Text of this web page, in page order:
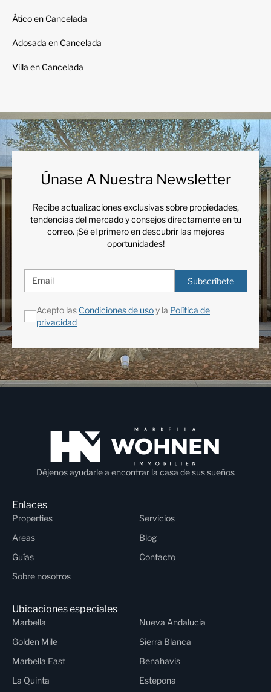
Ático en Cancelada
Adosada en Cancelada
Villa en Cancelada
Únase A Nuestra Newsletter
Recibe actualizaciones exclusivas sobre propiedades,
tendencias del mercado y consejos directamente en tu
correo. ¡Sé el primero en descubrir las mejores
oportunidades!
Subscríbete
Acepto las Condiciones de usoy la Política de
privacidad
Déjenos ayudarle a encontrar la casa de sus sueños
Enlaces
Properties
Servicios
Areas
Blog
Guías
Contacto
Sobre nosotros
Ubicaciones especiales
Marbella
Nueva Andalucia
Golden Mile
Sierra Blanca
Marbella East
Benahavis
La Quinta
Estepona